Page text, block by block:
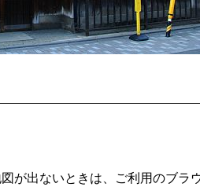
が出ないときは、ご利用のブラ